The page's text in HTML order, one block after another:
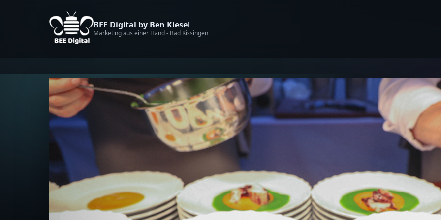
BEE Digital by Ben Kiesel
Marketing aus einer Hand - Bad Kissingen